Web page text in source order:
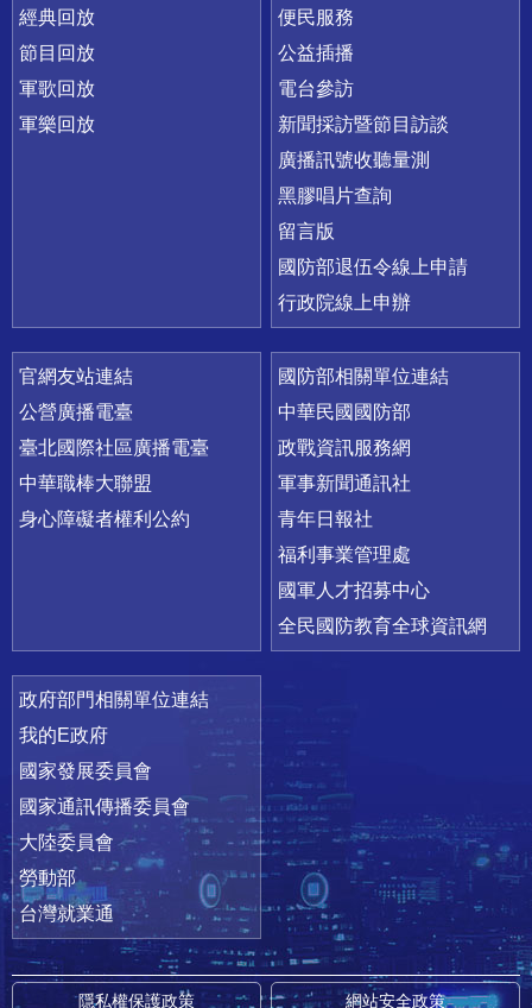
經典回放
節目回放
軍歌回放
軍樂回放
便民服務
公益插播
電台參訪
新聞採訪暨節目訪談
廣播訊號收聽量測
黑膠唱片查詢
留言版
國防部退伍令線上申請
行政院線上申辦
官網友站連結
公營廣播電臺
臺北國際社區廣播電臺
中華職棒大聯盟
身心障礙者權利公約
國防部相關單位連結
中華民國國防部
政戰資訊服務網
軍事新聞通訊社
青年日報社
福利事業管理處
國軍人才招募中心
全民國防教育全球資訊網
政府部門相關單位連結
我的E政府
國家發展委員會
國家通訊傳播委員會
大陸委員會
勞動部
台灣就業通
隱私權保護政策 網站安全政策